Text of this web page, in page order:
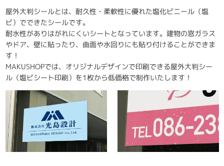
屋外大判シールとは、耐久性・柔軟性に優れた塩化ビニール（塩
ビ）でできたシールです。
耐水性がありはがれにくいシートとなっています。建物の窓ガラス
やドア、壁に貼ったり、曲面や水回りにも貼り付けることができま
す！
MAKUSHOPでは、オリジナルデザインで印刷できる屋外大判シー
ル（塩ビシート印刷）を1枚から低価格で制作いたします！